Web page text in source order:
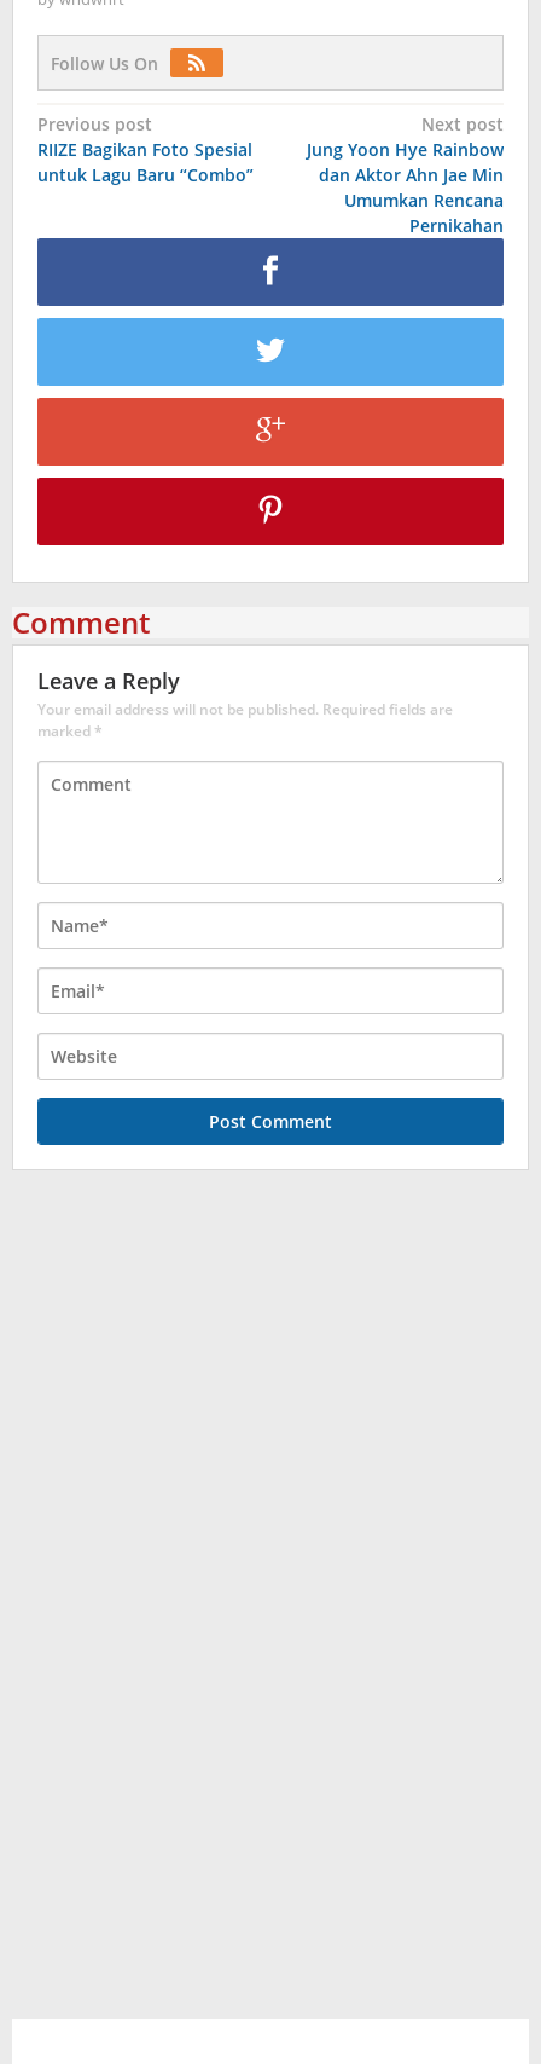
Follow Us On
Post
navigation
Previous post
RIIZE Bagikan Foto Spesial
untuk Lagu Baru “Combo”
Next post
Jung Yoon Hye Rainbow
dan Aktor Ahn Jae Min
Umumkan Rencana
Pernikahan
Comment
Leave a Reply
Your email address will not be published. Required fields are
marked*